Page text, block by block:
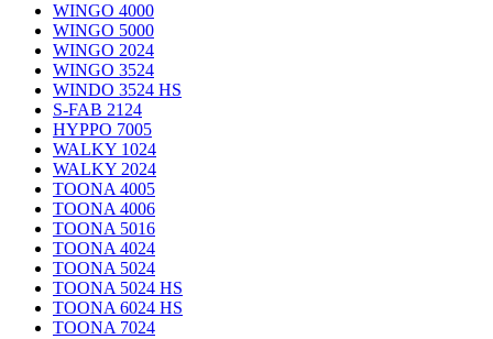
WINGO 4000
WINGO 5000
WINGO 2024
WINGO 3524
WINDO 3524 HS
S-FAB 2124
HYPPO 7005
WALKY 1024
WALKY 2024
TOONA 4005
TOONA 4006
TOONA 5016
TOONA 4024
TOONA 5024
TOONA 5024 HS
TOONA 6024 HS
TOONA 7024